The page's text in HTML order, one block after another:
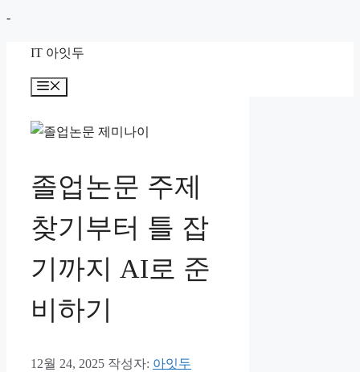
-컨
IT 아잇두
뉴
졸업논문 주제
찾기부터 틀 잡
기까지 AI로 준
비하기
12월 24, 2025 작성자: 아잇두